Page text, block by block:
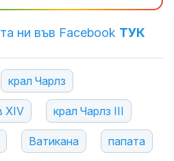
ни във Facebook ТУК
крал Чарлз
XIV крал Чарлз III
Ватикана папата